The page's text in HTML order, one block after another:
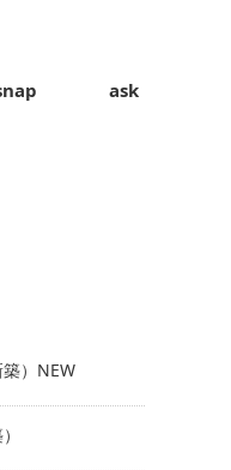
ask
）NEW